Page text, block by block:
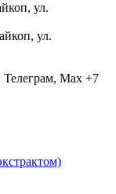
ул.
ул.
Телеграм, Мах +7